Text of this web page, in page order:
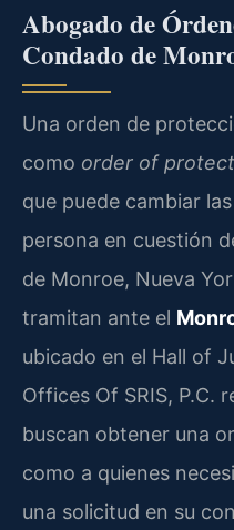
Abogado de
Condado de
Una orden de
como order of
que puede cambiar
persona en cuestión
de Monroe, Nueva
tramitan ante el
ubicado en el Hall of
Offices Of SRIS, P.C.
buscan obtener una
como a quienes
una solicitud en su